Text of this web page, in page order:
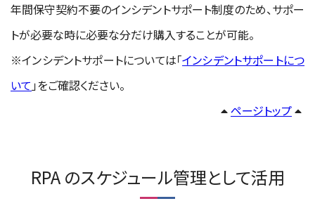
年間保守契約不要のインシデントサポート制度のため、サポー
トが必要な時に必要な分だけ購入することが可能。
※インシデントサポートについては「インシデントサポートにつ
いて」をご確認ください。
ページトップ
RPA のスケジュール管理として活用